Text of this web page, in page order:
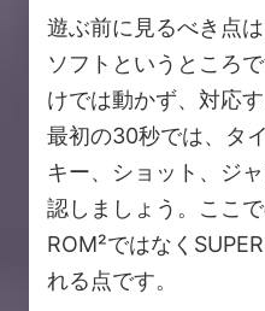
遊ぶ前に見るべき点
ソフトというところ
けでは動かず、対応
最初の30秒では、タ
キー、ショット、ジ
認しましょう。ここ
ROM²ではなく
れる点です。